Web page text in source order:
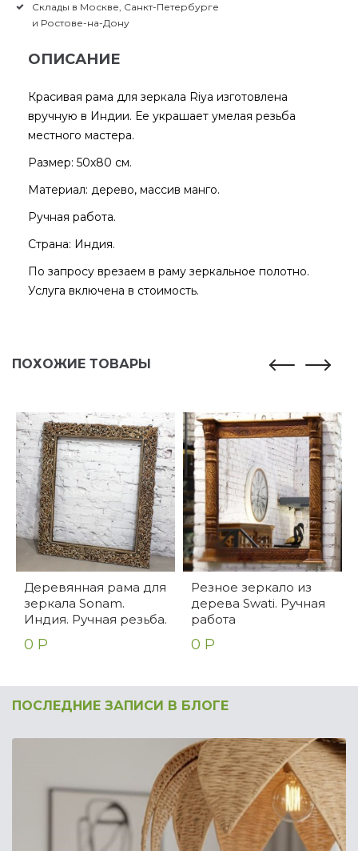
Склады в Москве, Санкт-Петербурге
и Ростове-на-Дону
ОПИСАНИЕ
Красивая рама для зеркала Riya изготовлена
вручную в Индии. Ее украшает умелая резьба
местного мастера.
Размер: 50х80 см.
Материал: дерево, массив манго.
Ручная работа.
Страна: Индия.
По запросу врезаем в раму зеркальное полотно.
Услуга включена в стоимость.
ПОХОЖИЕ ТОВАРЫ
Деревянная рама для
зеркала Sonam.
Индия. Ручная резьба.
0 Р
Резное зеркало из
дерева Swati. Ручная
работа
0 Р
ПОСЛЕДНИЕ ЗАПИСИ В БЛОГЕ